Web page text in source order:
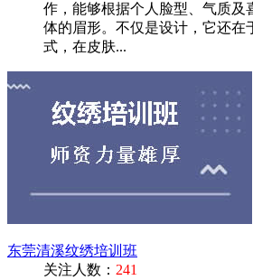
作，能够根据个人脸型、气质及
体的眉形。不仅是设计，它还在
式，在皮肤...
东莞清溪纹绣培训班
关注人数： 241